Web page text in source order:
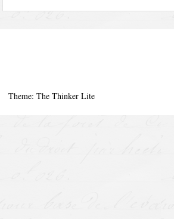
Theme: The Thinker Lite